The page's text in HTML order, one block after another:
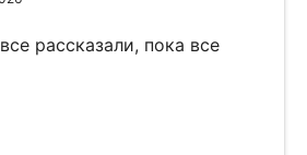
рассказали, пока все